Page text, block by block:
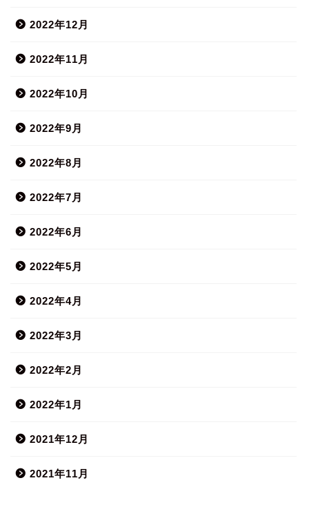
2022年12月
2022年11月
2022年10月
2022年9月
2022年8月
2022年7月
2022年6月
2022年5月
2022年4月
2022年3月
2022年2月
2022年1月
2021年12月
2021年11月